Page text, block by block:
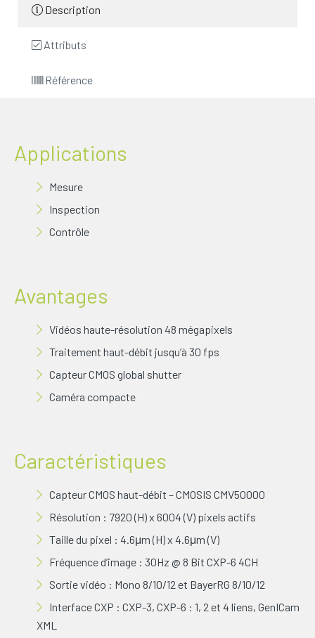
Description
Attributs
Référence
Applications
Mesure
Inspection
Contrôle
Avantages
Vidéos haute-résolution 48 mégapixels
Traitement haut-débit jusqu’à 30 fps
Capteur CMOS global shutter
Caméra compacte
Caractéristiques
Capteur CMOS haut-débit – CMOSIS CMV50000
Résolution : 7920 (H) x 6004 (V) pixels actifs
Taille du pixel : 4.6μm (H) x 4.6μm (V)
Fréquence d’image : 30Hz @ 8 Bit CXP-6 4CH
Sortie vidéo : Mono 8/10/12 et BayerRG 8/10/12
Interface CXP : CXP-3, CXP-6 : 1, 2 et 4 liens, GenICam
XML